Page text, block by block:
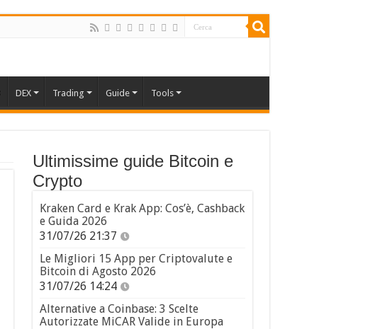
DEX Trading Guide Tools
Ultimissime guide Bitcoin e
Crypto
Kraken Card e Krak App: Cos’è, Cashback
e Guida 2026
31/07/26 21:37
Le Migliori 15 App per Criptovalute e
Bitcoin di Agosto 2026
31/07/26 14:24
Alternative a Coinbase: 3 Scelte
Autorizzate MiCAR Valide in Europa